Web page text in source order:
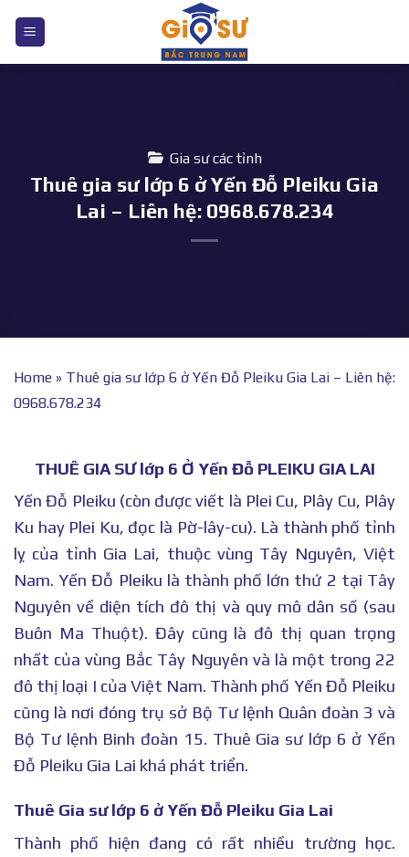
nội
Gia sư các tỉnh
Thuê gia sư lớp 6 ở Yến Đỗ Pleiku Gia
Lai – Liên hệ: 0968.678.234
Home » Thuê gia sư lớp 6 ở Yến Đỗ Pleiku Gia Lai – Liên hệ:
0968.678.234
THUÊ GIA SƯ lớp 6 Ở Yến Đỗ PLEIKU GIA LAI
Yến Đỗ Pleiku (còn được viết là Plei Cu, Plây Cu, Plây
Ku hay Plei Ku, đọc là Pờ-lây-cu). Là thành phố tỉnh
lỵ của tỉnh Gia Lai, thuộc vùng Tây Nguyên, Việt
Nam. Yến Đỗ Pleiku là thành phố lớn thứ 2 tại Tây
Nguyên về diện tích đô thị và quy mô dân số (sau
Buôn Ma Thuột). Đây cũng là đô thị quan trọng
nhất của vùng Bắc Tây Nguyên và là một trong 22
đô thị loại I của Việt Nam. Thành phố Yến Đỗ Pleiku
cũng là nơi đóng trụ sở Bộ Tư lệnh Quân đoàn 3 và
Bộ Tư lệnh Binh đoàn 15. Thuê Gia sư lớp 6 ở Yến
Đỗ Pleiku Gia Lai khá phát triển.
Thuê Gia sư lớp 6 ở Yến Đỗ Pleiku Gia Lai
Thành phố hiện đang có rất nhiều trường học.